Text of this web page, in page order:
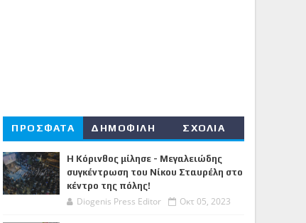
ΠΡΟΣΦΑΤΑ ΔΗΜΟΦΙΛΗ ΣΧΟΛΙΑ
Η Κόρινθος μίλησε - Μεγαλειώδης
συγκέντρωση του Νίκου Σταυρέλη στο
κέντρο της πόλης!
Diogenis Press Editor Οκτ 05, 2023